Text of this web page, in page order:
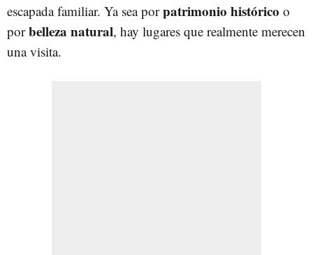
escapada familiar. Ya sea porpatrimonio histórico o
porbelleza natural, hay lugares que realmente merecen
una visita.